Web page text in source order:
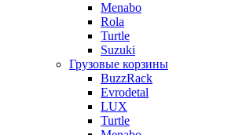
Menabo
Rola
Turtle
Suzuki
Грузовые корзины
BuzzRack
Evrodetal
LUX
Turtle